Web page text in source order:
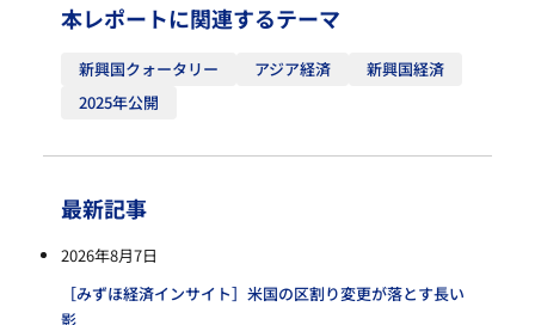
最新記事
2026年8月7日
［みずほ経済インサイト］米国の区割り変更が落とす長い
影
本レポートに関連するテーマ
新興国クォータリー アジア経済
新興国経済
2025年公開